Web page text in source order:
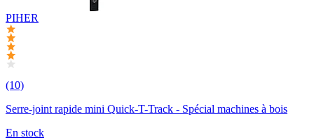
PIHER
(10)
Serre-joint rapide mini Quick-T-Track - Spécial machines à bois
En stock